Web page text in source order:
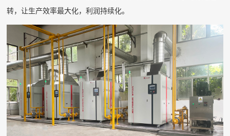
转，让生产效率最大化，利润持续化。